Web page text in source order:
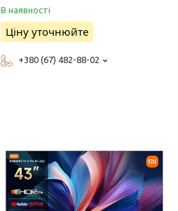
В наявності
Ціну уточнюйте
+380 (67) 482-88-02